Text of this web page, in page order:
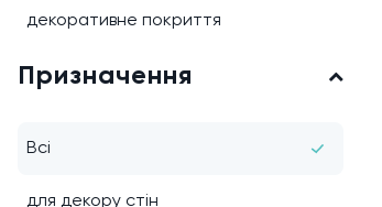
декоративне покриття
Призначення
Всі
для декору стін